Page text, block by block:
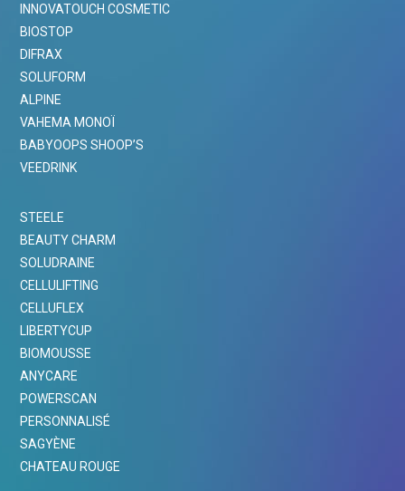
INNOVATOUCH COSMETIC
BIOSTOP
DIFRAX
SOLUFORM
ALPINE
VAHEMA MONOÏ
BABYOOPS SHOOP’S
VEEDRINK
STEELE
BEAUTY CHARM
SOLUDRAINE
CELLULIFTING
CELLUFLEX
LIBERTYCUP
BIOMOUSSE
ANYCARE
POWERSCAN
PERSONNALISÉ
SAGYÈNE
CHATEAU ROUGE